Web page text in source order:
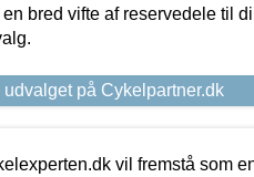
en bred vifte af reservedele til
udvalget på Cykelpartner.dk
vil fremstå som